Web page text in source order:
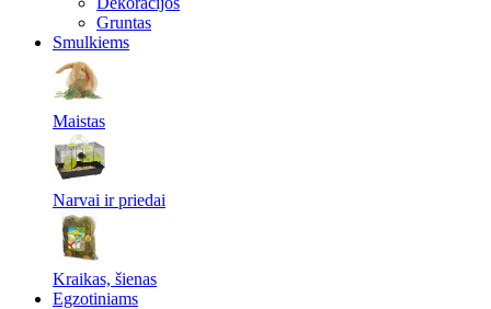
Gruntas
Smulkiems
Maistas
Narvai ir priedai
Kraikas, šienas
Egzotiniams